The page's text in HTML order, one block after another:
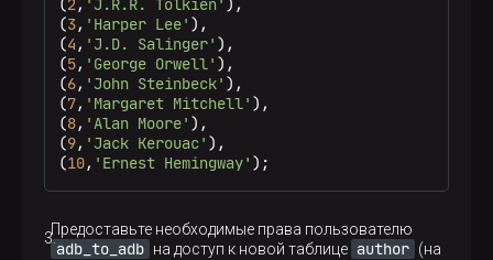
(2, 'J.R.R. Tolkien' ),
(3, 'Harper Lee' ),
(4 , 'J.D. Salinger' ),
(5, 'George Orwell' ),
(6, 'John Steinbeck' ),
(7, 'Margaret Mitchell' ),
(8, 'Alan Moore' ),
(9, 'Jack Kerouac' ),
(10, 'Ernest Hemingway' );
Предоставьте необходимые права пользователю
adb_to_adb на доступ к новой таблице author (на